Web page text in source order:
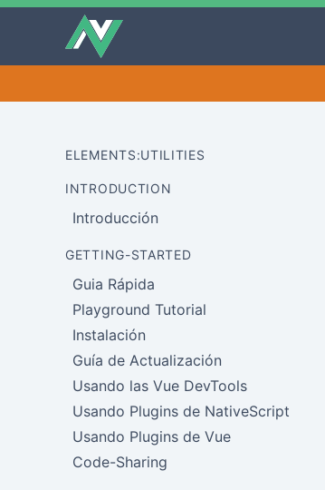
ELEMENTS:UTILITIES
INTRODUCTION
Introducción
GETTING-STARTED
Guia Rápida
Playground Tutorial
Instalación
Guía de Actualización
Usando las Vue DevTools
Usando Plugins de NativeScript
Usando Plugins de Vue
Code-Sharing